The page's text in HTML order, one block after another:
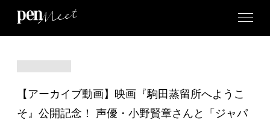
【アーカイブ動画】映画『駒田蒸留所へようこ
そ』公開記念！ 声優・小野賢章さんと「ジャパ